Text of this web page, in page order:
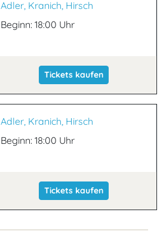
Adler, Kranich, Hirsch
Beginn: 18:00 Uhr
Tickets kaufen
Adler, Kranich, Hirsch
Beginn: 18:00 Uhr
Tickets kaufen